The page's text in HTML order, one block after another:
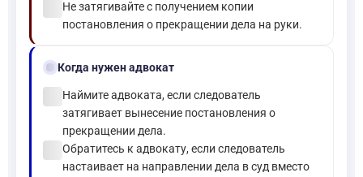
Не затягивайте с получением копии
постановления о прекращении дела на руки.
gavelКогда нужен адвокат
Наймите адвоката, если следователь
затягивает вынесение постановления о
прекращении дела.
Обратитесь к адвокату, если следователь
настаивает на направлении дела в суд вместо